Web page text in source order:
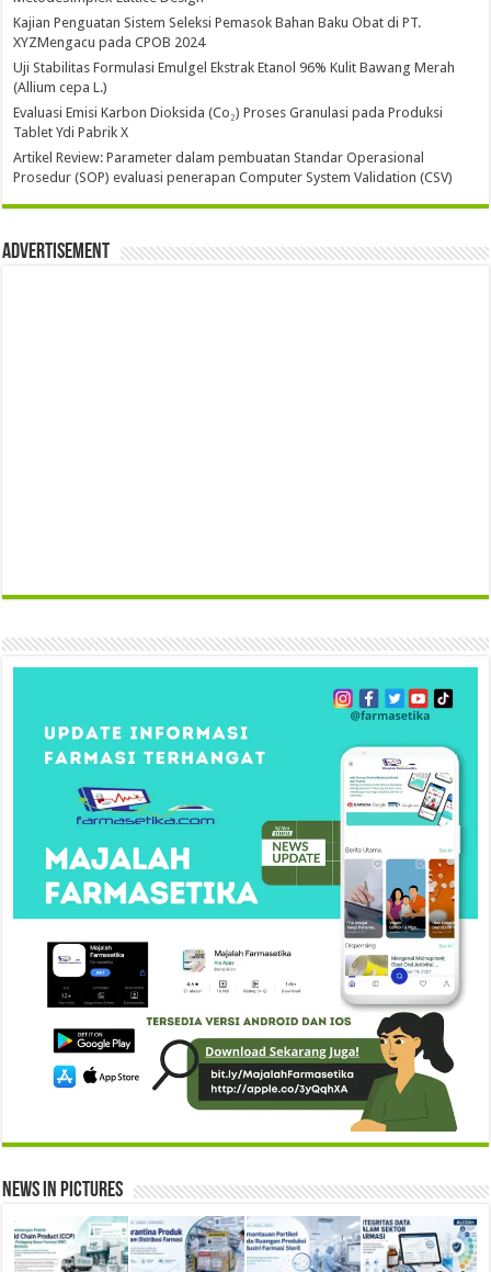
Kajian Penguatan Sistem Seleksi Pemasok Bahan Baku Obat di PT.
XYZMengacu pada CPOB 2024
Uji Stabilitas Formulasi Emulgel Ekstrak Etanol 96% Kulit Bawang Merah
(Allium cepa L.)
Evaluasi Emisi Karbon Dioksida (Co₂) Proses Granulasi pada Produksi
Tablet Ydi Pabrik X
Artikel Review: Parameter dalam pembuatan Standar Operasional
Prosedur (SOP) evaluasi penerapan Computer System Validation (CSV)
Advertisement
News in Pictures